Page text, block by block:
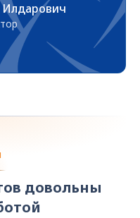
довольны